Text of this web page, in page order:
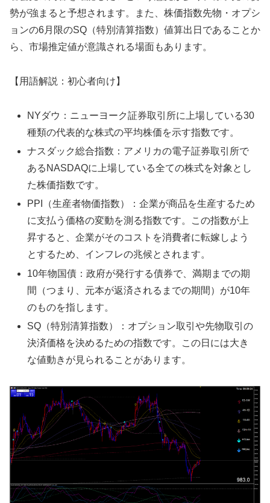
勢が強まると予想されます。また、株価指数先物・オプシ
ョンの6月限のSQ（特別清算指数）値算出日であることか
ら、市場推定値が意識される場面もあります。
【用語解説：初心者向け】
NYダウ：ニューヨーク証券取引所に上場している30
種類の代表的な株式の平均株価を示す指数です。
ナスダック総合指数：アメリカの電子証券取引所で
あるNASDAQに上場している全ての株式を対象とし
た株価指数です。
PPI（生産者物価指数）：企業が商品を生産するため
に支払う価格の変動を測る指数です。この指数が上
昇すると、企業がそのコストを消費者に転嫁しよう
とするため、インフレの兆候とされます。
10年物国債：政府が発行する債券で、満期までの期
間（つまり、元本が返済されるまでの期間）が10年
のものを指します。
SQ（特別清算指数）：オプション取引や先物取引の
決済価格を決めるための指数です。この日には大き
な値動きが見られることがあります。